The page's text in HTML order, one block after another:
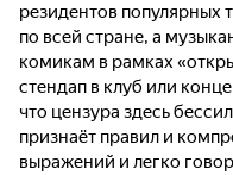
резидентов популярных
по всей стране, а
комикам в рамках
стендап в клуб или
что цензура здесь
признаёт правил и
выражений и легко